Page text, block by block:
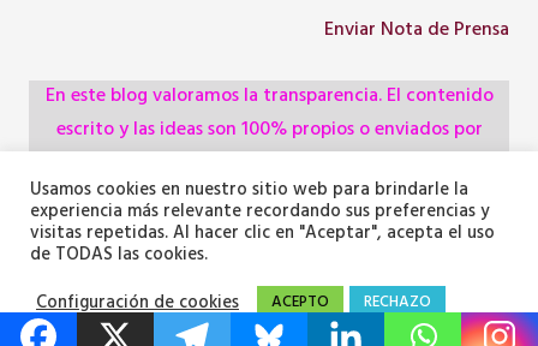
Enviar Nota de Prensa
En este blog valoramos la transparencia. El contenido
escrito y las ideas son 100% propios o enviados por
administraciones, pero utilizamos herramientas de
inteligencia artificial para optimizar la maquetación del
texto y generar algunas de las imágenes ilustrativas.
Usamos cookies en nuestro sitio web para brindarle la
experiencia más relevante recordando sus preferencias y
visitas repetidas. Al hacer clic en "Aceptar", acepta el uso
de TODAS las cookies.
Configuración de cookies
ACEPTO RECHAZO